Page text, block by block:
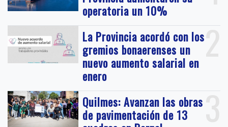
operatoria un 10%
2
La Provincia acordó con los
gremios bonaerenses un
nuevo aumento salarial en
enero
3
Quilmes: Avanzan las obras
de pavimentación de 13